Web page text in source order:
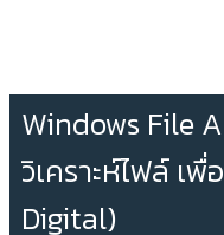
Windows File
วิเคราะห์ไฟล์ เ
Digital)